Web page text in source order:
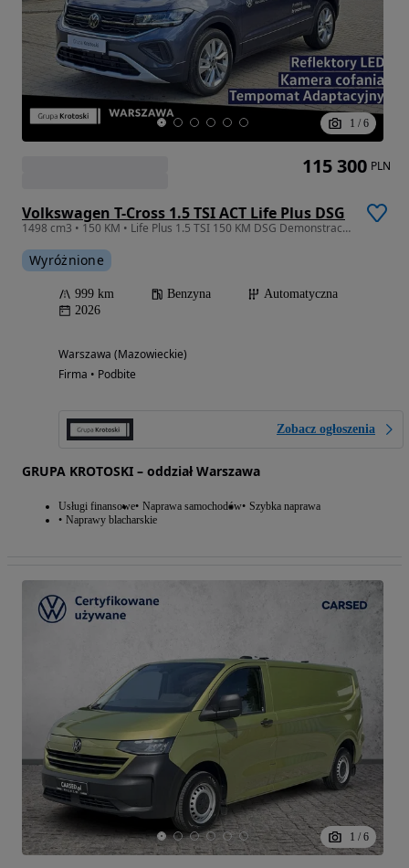
1 / 6
Volkswagen T-Cross 1.5 TSI ACT Life Plus DSG
1498 cm3 • 150 KM • Life Plus 1.5 TSI 150 KM DSG Demonstracyjny!
Wyróżnione
999 km Benzyna
Automatyczna
2026
Warszawa (Mazowieckie)
Firma • Podbite
Zobacz ogłoszenia
GRUPA KROTOSKI – oddział Warszawa
Usługi finansowe Naprawa samochodów Szybka naprawa
Naprawy blacharskie
115 300 PLN
1 / 6